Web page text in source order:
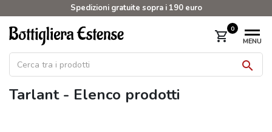
Spedizioni gratuite sopra i 190 euro
shopping_cart 0
MENU

Tarlant - Elenco prodotti